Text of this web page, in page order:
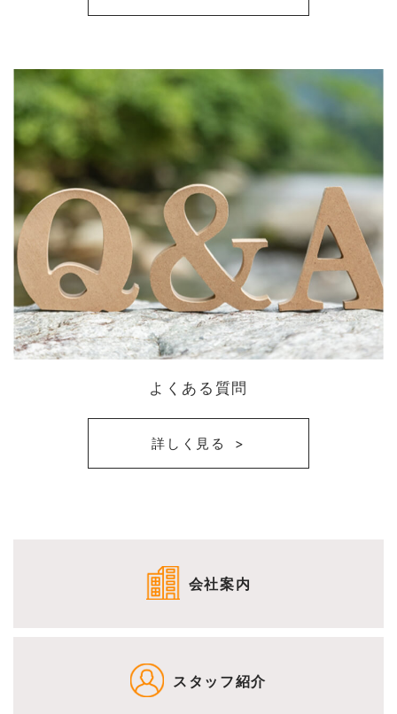
よくある質問
詳しく見る
会社案内
スタッフ紹介